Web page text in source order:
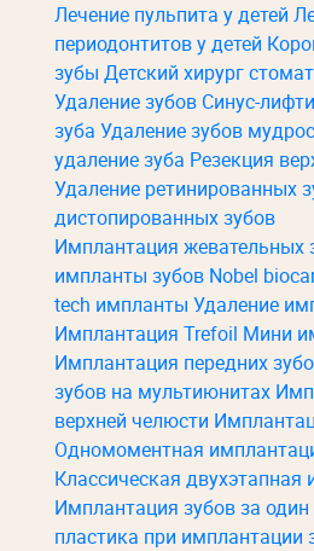
Лечение пульпита у детей
периодонтитов у детей
зубы Детский хирург
Удаление зубов Синус-
зуба Удаление зубов
удаление зуба Резекция
Удаление ретинированных
дистопированных зубов
Имплантация жевательных
импланты зубов Nobel
tech импланты Удаление
Имплантация Trefoil Мини
Имплантация передних
зубов на мультиюнитах
верхней челюсти
Одномоментная
Классическая двухэтапная
Имплантация зубов за один
пластика при имплантации